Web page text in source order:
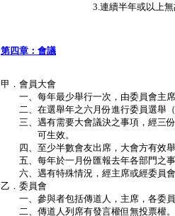
3.連續半年或以上無故缺
第四章：會議
甲．會員大會
一、每年最少舉行一次，由委員會主
二、在選舉年之六月份進行委員選舉（
三、遇有需要大會議決之事項，經三份
可生效。
四、至少半數會友出席，大會方有效
五、每年於一月份匯報去年各部門之事
六、遇有特殊情況，經主席或經委員會
乙．委員會
一、參與者包括傳道人，主席，各委
二、傳道人列席有發言權但無投票權。